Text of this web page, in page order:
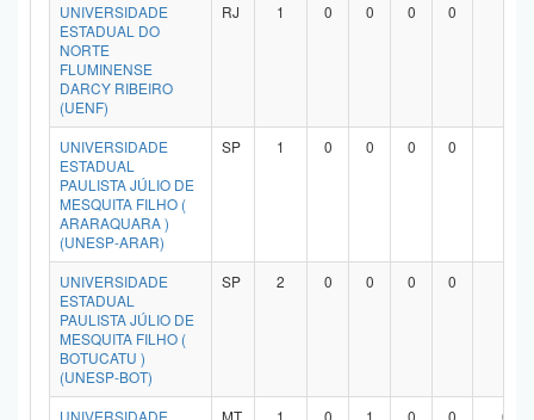
UNIVERSIDADE
ESTADUAL DO
NORTE
FLUMINENSE
DARCY RIBEIRO
(UENF)
RJ 1 0 0 0 0
UNIVERSIDADE
ESTADUAL
PAULISTA JÚLIO DE
MESQUITA FILHO (
ARARAQUARA )
(UNESP-ARAR)
SP 1 0 0 0 0
UNIVERSIDADE
ESTADUAL
PAULISTA JÚLIO DE
MESQUITA FILHO (
BOTUCATU )
(UNESP-BOT)
SP 2 0 0 0 0
UNIVERSIDADE
MT 1 0 1 0 0 0